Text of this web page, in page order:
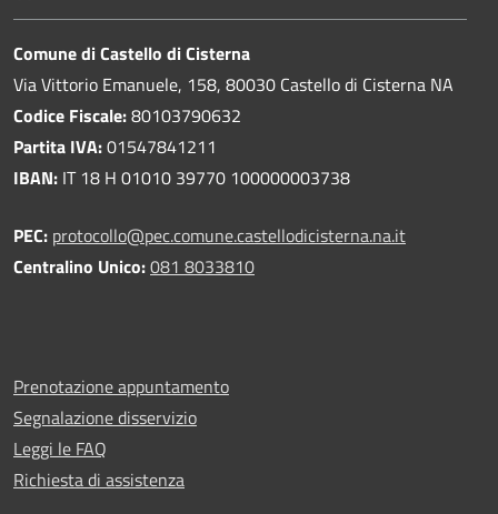
Comune di Castello di Cisterna
Via Vittorio Emanuele, 158, 80030 Castello di Cisterna NA
Codice Fiscale:80103790632
Partita IVA:01547841211
IBAN: IT 18 H 01010 39770 100000003738
PEC: protocollo@pec.comune.castellodicisterna.na.it
Centralino Unico:081 8033810
Prenotazione appuntamento
Segnalazione disservizio
Leggi le FAQ
Richiesta di assistenza